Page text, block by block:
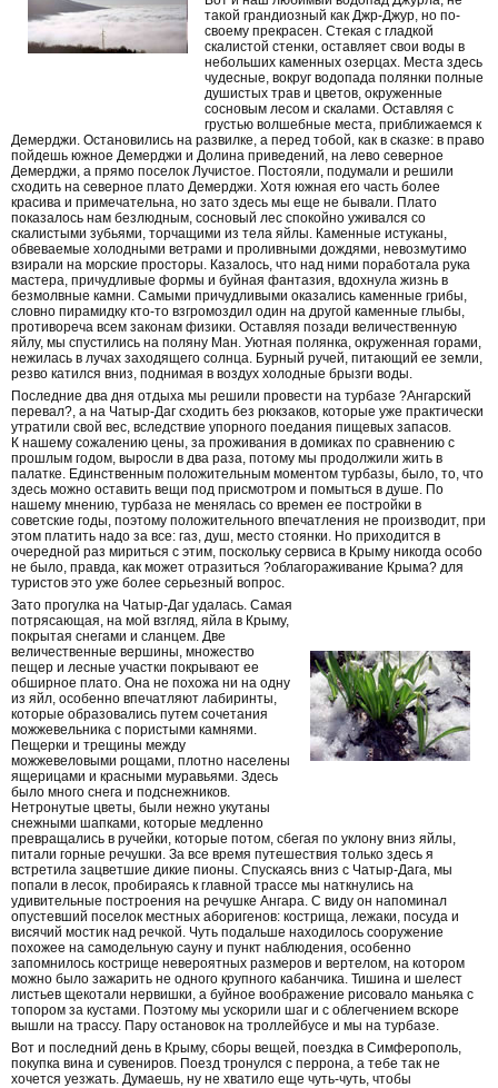
такой грандиозный как Джр-Джур, но по-
своему прекрасен. Стекая с гладкой
скалистой стенки, оставляет свои воды в
небольших каменных озерцах. Места здесь
чудесные, вокруг водопада полянки полные
душистых трав и цветов, окруженные
сосновым лесом и скалами. Оставляя с
грустью волшебные места, приближаемся к
Демерджи. Остановились на развилке, а перед тобой, как в сказке: в право
пойдешь южное Демерджи и Долина приведений, на лево северное
Демерджи, а прямо поселок Лучистое. Постояли, подумали и решили
сходить на северное плато Демерджи. Хотя южная его часть более
красива и примечательна, но зато здесь мы еще не бывали. Плато
показалось нам безлюдным, сосновый лес спокойно уживался со
скалистыми зубьями, торчащими из тела яйлы. Каменные истуканы,
обвеваемые холодными ветрами и проливными дождями, невозмутимо
взирали на морские просторы. Казалось, что над ними поработала рука
мастера, причудливые формы и буйная фантазия, вдохнула жизнь в
безмолвные камни. Самыми причудливыми оказались каменные грибы,
словно пирамидку кто-то взгромоздил один на другой каменные глыбы,
противореча всем законам физики. Оставляя позади величественную
яйлу, мы спустились на поляну Ман. Уютная полянка, окруженная горами,
нежилась в лучах заходящего солнца. Бурный ручей, питающий ее земли,
резво катился вниз, поднимая в воздух холодные брызги воды.
Последние два дня отдыха мы решили провести на турбазе ?Ангарский
перевал?, а на Чатыр-Даг сходить без рюкзаков, которые уже практически
утратили свой вес, вследствие упорного поедания пищевых запасов.
К нашему сожалению цены, за проживания в домиках по сравнению с
прошлым годом, выросли в два раза, потому мы продолжили жить в
палатке. Единственным положительным моментом турбазы, было, то, что
здесь можно оставить вещи под присмотром и помыться в душе. По
нашему мнению, турбаза не менялась со времен ее постройки в
советские годы, поэтому положительного впечатления не производит, при
этом платить надо за все: газ, душ, место стоянки. Но приходится в
очередной раз мириться с этим, поскольку сервиса в Крыму никогда особо
не было, правда, как может отразиться ?облагораживание Крыма? для
туристов это уже более серьезный вопрос.
Зато прогулка на Чатыр-Даг удалась. Самая
потрясающая, на мой взгляд, яйла в Крыму,
покрытая снегами и сланцем. Две
величественные вершины, множество
пещер и лесные участки покрывают ее
обширное плато. Она не похожа ни на одну
из яйл, особенно впечатляют лабиринты,
которые образовались путем сочетания
можжевельника с пористыми камнями.
Пещерки и трещины между
можжевеловыми рощами, плотно населены
ящерицами и красными муравьями. Здесь
было много снега и подснежников.
Нетронутые цветы, были нежно укутаны
снежными шапками, которые медленно
превращались в ручейки, которые потом, сбегая по уклону вниз яйлы,
питали горные речушки. За все время путешествия только здесь я
встретила зацветшие дикие пионы. Спускаясь вниз с Чатыр-Дага, мы
попали в лесок, пробираясь к главной трассе мы наткнулись на
удивительные построения на речушке Ангара. С виду он напоминал
опустевший поселок местных аборигенов: кострища, лежаки, посуда и
висячий мостик над речкой. Чуть подальше находилось сооружение
похожее на самодельную сауну и пункт наблюдения, особенно
запомнилось кострище невероятных размеров и вертелом, на котором
можно было зажарить не одного крупного кабанчика. Тишина и шелест
листьев щекотали нервишки, а буйное воображение рисовало маньяка с
топором за кустами. Поэтому мы ускорили шаг и с облегчением вскоре
вышли на трассу. Пару остановок на троллейбусе и мы на турбазе.
Вот и последний день в Крыму, сборы вещей, поездка в Симферополь,
покупка вина и сувениров. Поезд тронулся с перрона, а тебе так не
хочется уезжать. Думаешь, ну не хватило еще чуть-чуть, чтобы